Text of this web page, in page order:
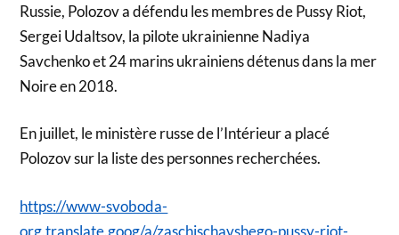
Russie, Polozov a défendu les membres de Pussy Riot,
Sergei Udaltsov, la pilote ukrainienne Nadiya
Savchenko et 24 marins ukrainiens détenus dans la mer
Noire en 2018.
En juillet, le ministère russe de l’Intérieur a placé
Polozov sur la liste des personnes recherchées.
https://www-svoboda-
org.translate.goog/a/zaschischavshego-pussy-riot-